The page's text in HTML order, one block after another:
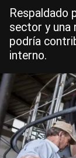
Respaldado
sector y una
podría
interno.